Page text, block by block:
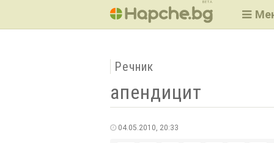
BETA
Речник
апендицит
04.05.2010, 20:33